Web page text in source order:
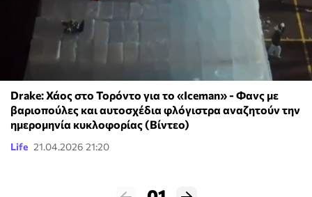
Drake: Χάος στο Τορόντο για το «Iceman» - Φανς με
βαριοπούλες και αυτοσχέδια φλόγιστρα αναζητούν την
ημερομηνία κυκλοφορίας (Βίντεο)
Life 21.04.2026 21:20